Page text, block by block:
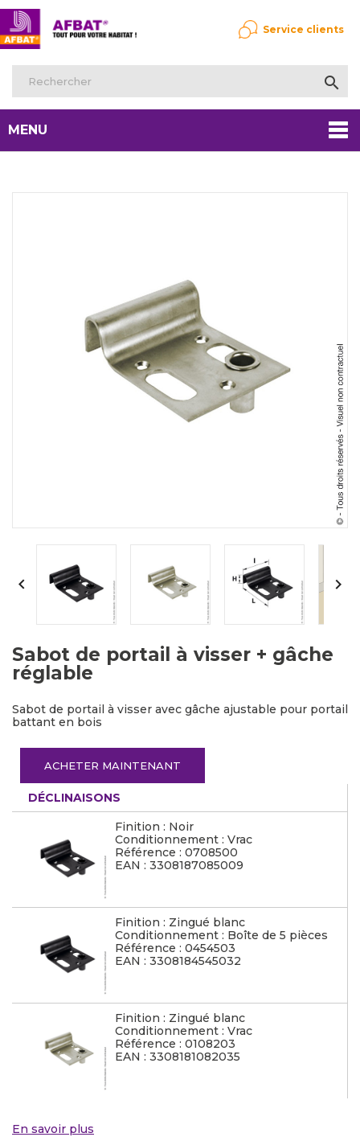

Service clients
MENU
 
Sabot de portail à visser + gâche
réglable
Sabot de portail à visser avec gâche ajustable pour portail
battant en bois
ACHETER MAINTENANT
DÉCLINAISONS
Finition : Noir
Conditionnement : Vrac
Référence : 0708500
EAN : 3308187085009
Finition : Zingué blanc
Conditionnement : Boîte de 5 pièces
Référence : 0454503
EAN : 3308184545032
Finition : Zingué blanc
Conditionnement : Vrac
Référence : 0108203
EAN : 3308181082035
En savoir plus